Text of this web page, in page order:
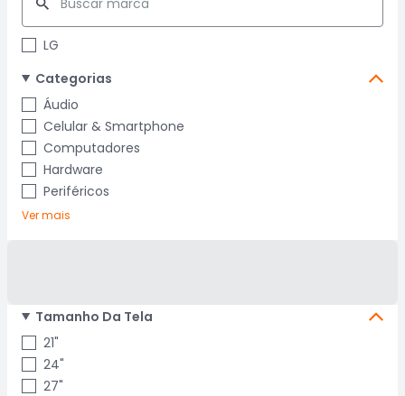
LG
Categorias
Áudio
Celular & Smartphone
Computadores
Hardware
Periféricos
Ver mais
Tamanho Da Tela
21"
24"
27"